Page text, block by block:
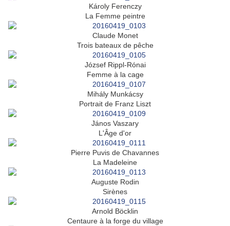
Károly Ferenczy
La Femme peintre
Claude Monet
Trois bateaux de pêche
József Rippl-Rónai
Femme à la cage
Mihály Munkácsy
Portrait de Franz Liszt
János Vaszary
L'Âge d'or
Pierre Puvis de Chavannes
La Madeleine
Auguste Rodin
Sirènes
Arnold Böcklin
Centaure à la forge du village